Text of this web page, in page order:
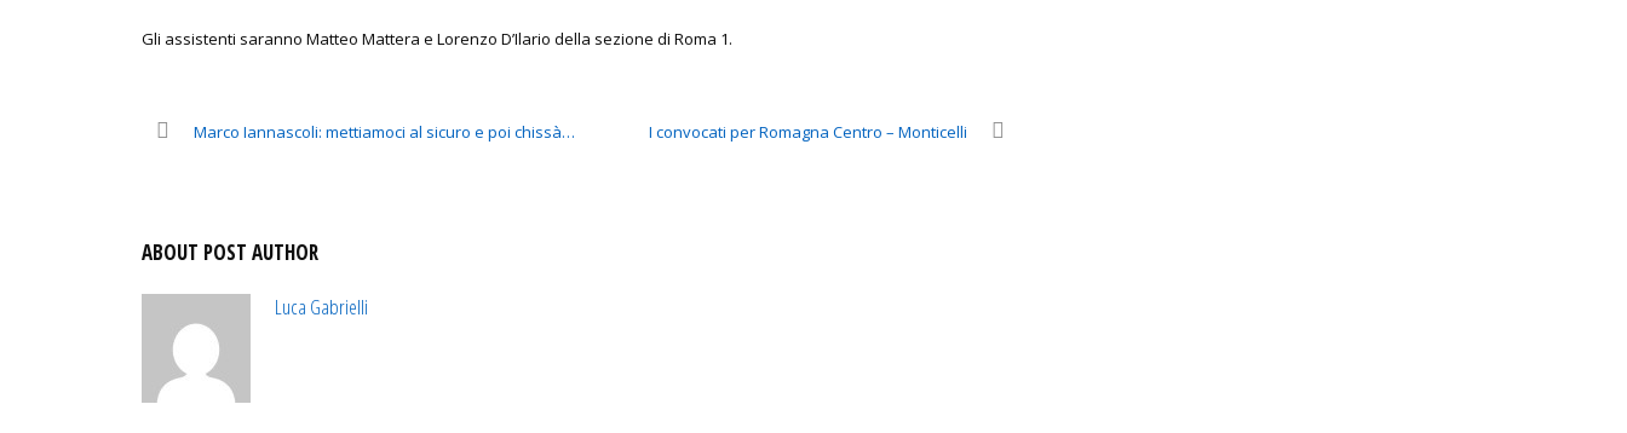
Gli assistenti saranno Matteo Mattera e Lorenzo D’Ilario della sezione di Roma 1.
Marco Iannascoli: mettiamoci al sicuro e poi chissà… I convocati per Romagna Centro – Monticelli
ABOUT POST AUTHOR
Luca Gabrielli